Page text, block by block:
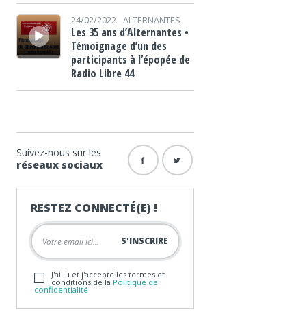
Lecteur audio
24/02/2022 -ALTERNANTES
Les 35 ans d’Alternantes •
Témoignage d’un des
participants à l’épopée de
Radio Libre 44
Suivez-nous sur les
réseaux sociaux
RESTEZ CONNECTÉ(E) !
J'ai lu et j'accepte les termes et
conditions de la Politique de
confidentialité